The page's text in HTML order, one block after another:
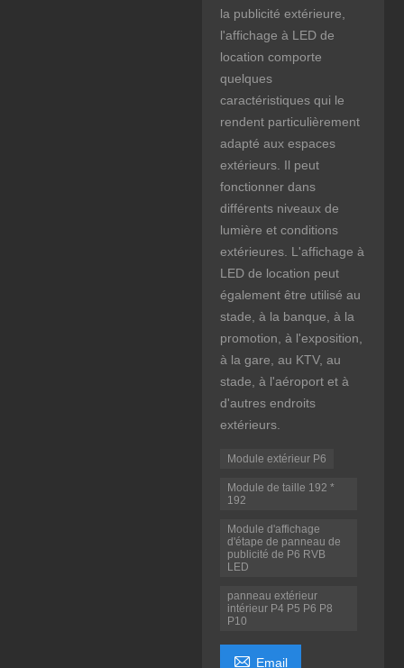
la publicité extérieure,
l'affichage à LED de
location comporte
quelques
caractéristiques qui le
rendent particulièrement
adapté aux espaces
extérieurs. Il peut
fonctionner dans
différents niveaux de
lumière et conditions
extérieures. L'affichage à
LED de location peut
également être utilisé au
stade, à la banque, à la
promotion, à l'exposition,
à la gare, au KTV, au
stade, à l'aéroport et à
d'autres endroits
extérieurs.
Module extérieur P6
Module de taille 192 *
192
Module d'affichage
d'étape de panneau de
publicité de P6 RVB
LED
panneau extérieur
intérieur P4 P5 P6 P8
P10
 Email